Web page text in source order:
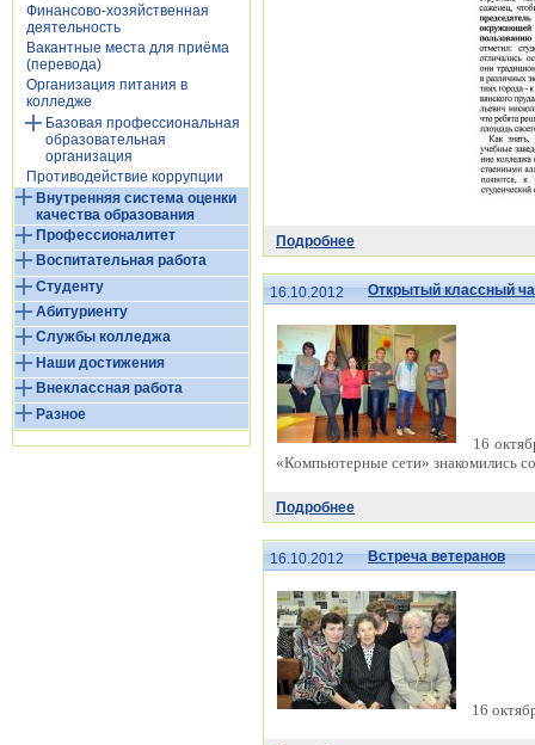
Финансово-хозяйственная
деятельность
Вакантные места для приёма
(перевода)
Организация питания в
колледже
Базовая профессиональная
образовательная
организация
Противодействие коррупции
Внутренняя система оценки
качества образования
Профессионалитет
Воспитательная работа
Студенту
Абитуриенту
Службы колледжа
Наши достижения
Внеклассная работа
Разное
Подробнее
16.10.2012 Открытый классный
16
«Компьютерные сети» знакомились
Подробнее
16.10.2012 Встреча ветеранов
16